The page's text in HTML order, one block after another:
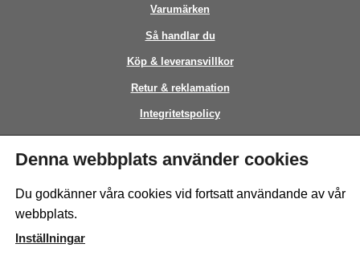
Varumärken
Så handlar du
Köp & leveransvillkor
Retur & reklamation
Integritetspolicy
This site is protected by reCAPTCHA and the GooglePrivacy Policyand
Denna webbplats använder cookies
Du godkänner våra cookies vid fortsatt användande av vår
webbplats.
Inställningar